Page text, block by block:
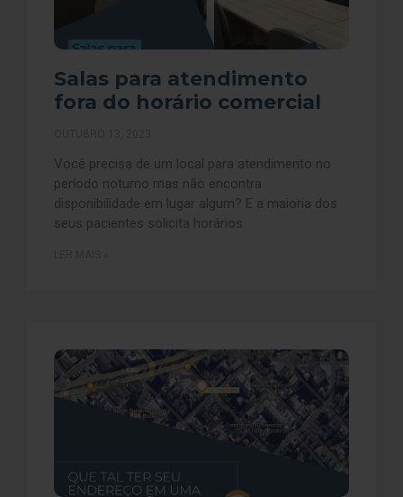
Salas para atendimento
fora do horário comercial
Você precisa de um local para atendimento no
período noturno mas não encontra
disponibilidade em lugar algum? E a maioria dos
seus pacientes solicita horários